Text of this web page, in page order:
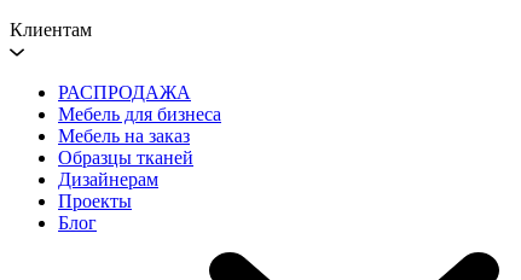
Клиентам
РАСПРОДАЖА
Мебель для бизнеса
Мебель на заказ
Образцы тканей
Дизайнерам
Проекты
Блог